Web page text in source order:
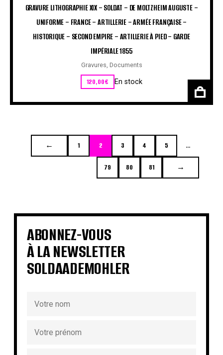
GRAVURE LITHOGRAPHIE XIX – SOLDAT – DE MOLTZHEIM AUGUSTE –
UNIFORME – FRANCE – ARTILLERIE – ARMÉE FRANÇAISE –
HISTORIQUE – SECOND EMPIRE – ARTILLERIE À PIED – GARDE
IMPÉRIALE 1855
Gravures, Documents
120,00€ En stock
← 1 2 3 4 5 …
79 80 81 →
ABONNEZ-VOUS
À LA NEWSLETTER
SOLDAADEMOHLER